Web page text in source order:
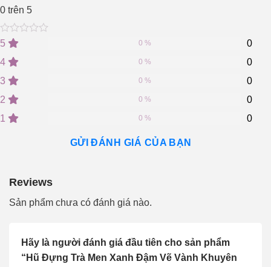
0 trên 5
0
of
5
on
0
ratings
5 0
0 %
4 0
0 %
3 0
0 %
2 0
0 %
1 0
0 %
GỬI ĐÁNH GIÁ CỦA BẠN
Reviews
Sản phẩm chưa có đánh giá nào.
Hãy là người đánh giá đầu tiên cho sản phẩm
“Hũ Đựng Trà Men Xanh Đậm Vẽ Vành Khuyên